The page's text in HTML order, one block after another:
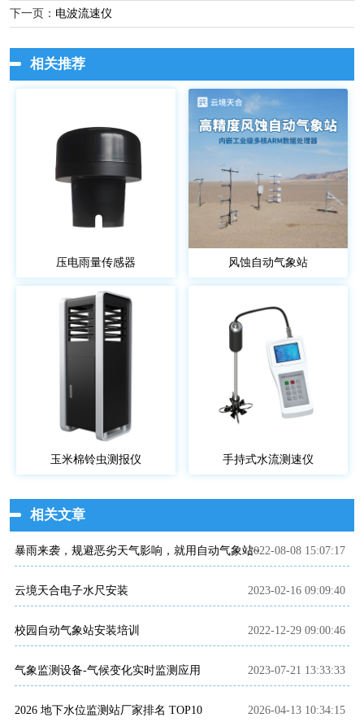
下一页： 电波流速仪
相关推荐
压电雨量传感器 风蚀自动气象站
玉米棉铃虫测报仪 手持式水流测速仪
相关文章
暴雨来袭，规避恶劣天气影响，就用自动气象站~2022-08-08 15:07:17
云境天合电子水尺安装 2023-02-16 09:09:40
校园自动气象站安装培训 2022-12-29 09:00:46
气象监测设备-气候变化实时监测应用 2023-07-21 13:33:33
2026 地下水位监测站厂家排名 TOP10 2026-04-13 10:34:15